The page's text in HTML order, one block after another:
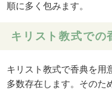
順に多く包みます。
キリスト教式での
キリスト教式で香典を用
多数存在します。そのた